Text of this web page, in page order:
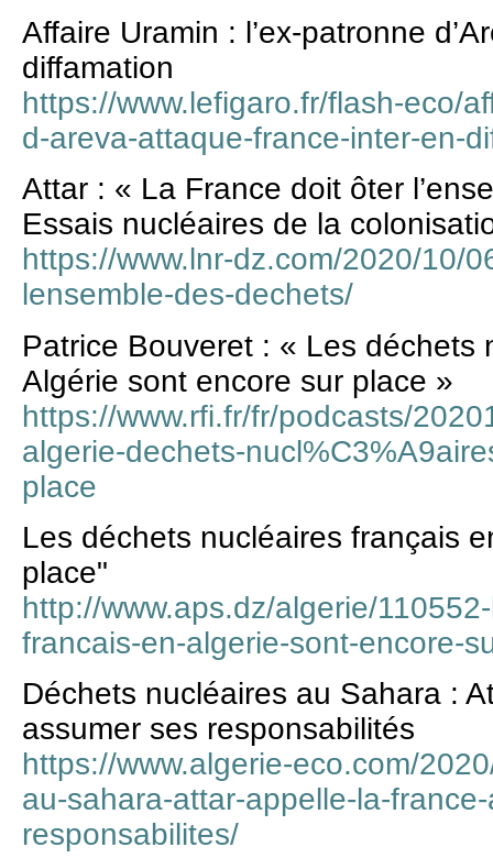
Affaire Uramin : l’ex-patronne
diffamation
https://www.lefigaro.fr/flash-eco/
d-areva-attaque-france-inter-en-
Attar : « La France doit ôter
Essais nucléaires de la
https://www.lnr-dz.com/2020/10/
lensemble-des-dechets/
Patrice Bouveret : « Les déchets
Algérie sont encore sur place »
https://www.rfi.fr/fr/podcasts/
algerie-dechets-
place
Les déchets nucléaires français
place"
http://www.aps.dz/algerie/
francais-en-algerie-sont-encore-
Déchets nucléaires au Sahara :
assumer ses responsabilités
https://www.algerie-eco.com/
au-sahara-attar-appelle-la-
responsabilites/